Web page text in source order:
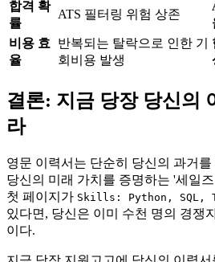
합격 확
률
ATS 필터링 위험 상존
비용 효
율
반복되는 탈락으로 인한 기
회비용 발생
결론: 지금 당장 당신의
라
영문 이력서는 단순히 당신의 과거
당신의 미래 가치를 증명하는 '세일
첫 페이지가 Skills: Python, SQL,
있다면, 당신은 이미 수천 명의 경쟁
이다.